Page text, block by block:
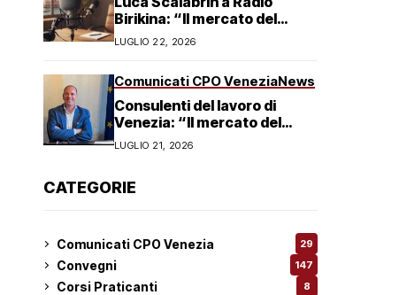
Birikina: “Il mercato del
lavoro in Veneto è in
trasformazione”
LUGLIO 22, 2026
Comunicati CPO VeneziaNews
Consulenti del lavoro di
Venezia: “Il mercato del
lavoro non è in crisi ma in
trasformazione, serve
LUGLIO 21, 2026
CATEGORIE
Comunicati CPO Venezia 29
Convegni 147
Corsi Praticanti 8